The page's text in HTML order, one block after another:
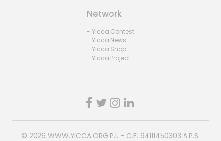
Network
- Yicca Contest
- Yicca News
- Yicca Shop
- Yicca Project
© 2026 WWW.YICCA.ORG P.I. - C.F. 94111450303 A.P.S.